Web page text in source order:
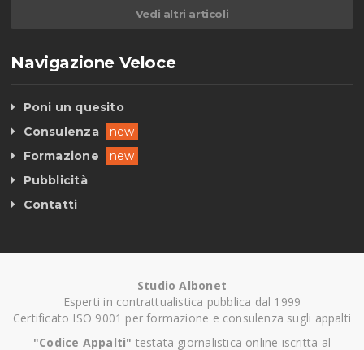
Vedi altri articoli
Navigazione Veloce
Poni un quesito
Consulenza
new
Formazione
new
Pubblicità
Contatti
Studio Albonet
Esperti in contrattualistica pubblica dal 1999
Certificato ISO 9001 per formazione e consulenza sugli appalti
"Codice Appalti" testata giornalistica online iscritta al